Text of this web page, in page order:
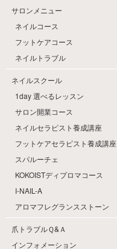
サロンメニュー
ネイルコース
フットケアコース
ネイルトラブル
ネイルスクール
1day 選べるレッスン
サロン開業コース
ネイルセラピスト養成講座
フットケアセラピスト養成講座
スパルーチェ
KOKOISTディプロマコース
I-NAIL-A
アロマフレグランスストーン
爪トラブルＱ&Ａ
インフォメーション